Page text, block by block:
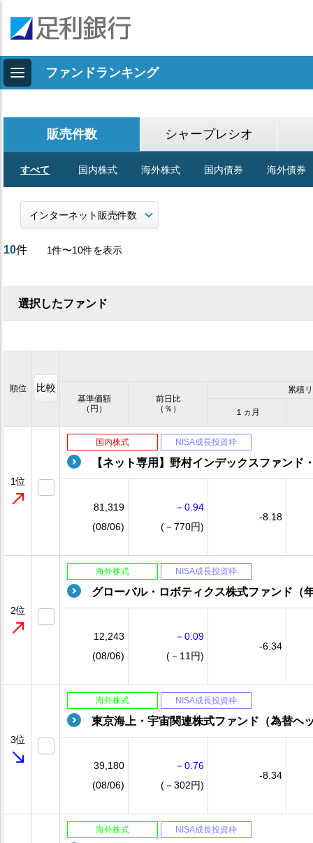
ファンドランキング
販売件数 シャープレシオ
すべて 国内株式 海外株式 国内債券 海外債券
10件 1件〜10件を表示
選択したファンド
順位 比較
基準価額
（円）
前日比
（％）
累積
１ヵ月
1位
国内株式 NISA成長投資枠
【ネット専用】野村インデックスファン
81,319
(08/06)
－0.94
(－770円)
-8.18
2位
海外株式 NISA成長投資枠
グローバル・ロボティクス株式ファンド（
12,243
(08/06)
－0.09
(－11円)
-6.34
3位
海外株式 NISA成長投資枠
東京海上・宇宙関連株式ファンド（為替ヘ
39,180
(08/06)
－0.76
(－302円)
-8.34
海外株式 NISA成長投資枠